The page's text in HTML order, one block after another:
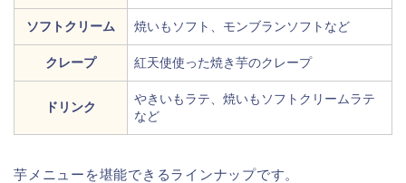
ソフトクリーム 焼いもソフト、モンブランソフトなど
クレープ 紅天使使った焼き芋のクレープ
ドリンク
やきいもラテ、焼いもソフトクリームラテ
など
芋メニューを堪能できるラインナップです。